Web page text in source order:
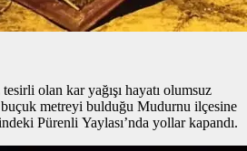
olan kar yağışı hayatı olumsuz
buçuk metreyi bulduğu Mudurnu ilçesine
Pürenli Yaylası’nda yollar kapandı.